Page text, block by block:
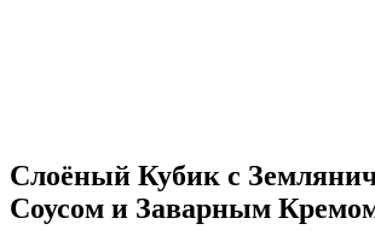
Слоёный Кубик с
Соусом и Заварным